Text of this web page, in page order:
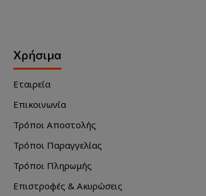
Χρήσιμα
Εταιρεία
Επικοινωνία
Τρόποι Αποστολής
Τρόποι Παραγγελίας
Τρόποι Πληρωμής
Επιστροφές & Ακυρώσεις